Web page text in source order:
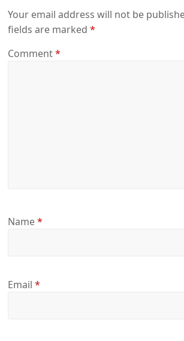
Your email address will not be
fields are marked*
Comment*
Name*
Email*